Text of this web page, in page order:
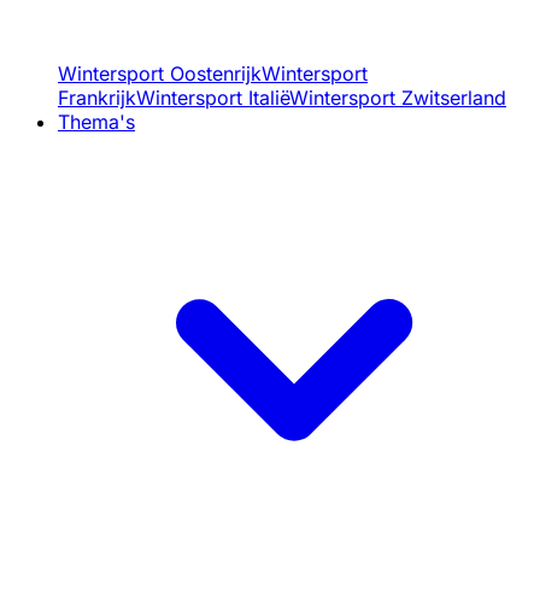
Wintersport OostenrijkWintersport
FrankrijkWintersport ItaliëWintersport Zwitserland
Thema's